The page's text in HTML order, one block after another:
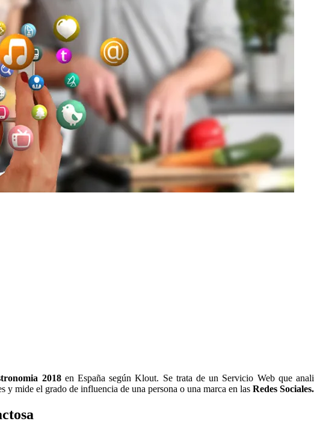
2018en España según Klout. Se trata de un Servicio Web que
y mide el grado de influencia de una persona o una marca en las Redes Sociales.